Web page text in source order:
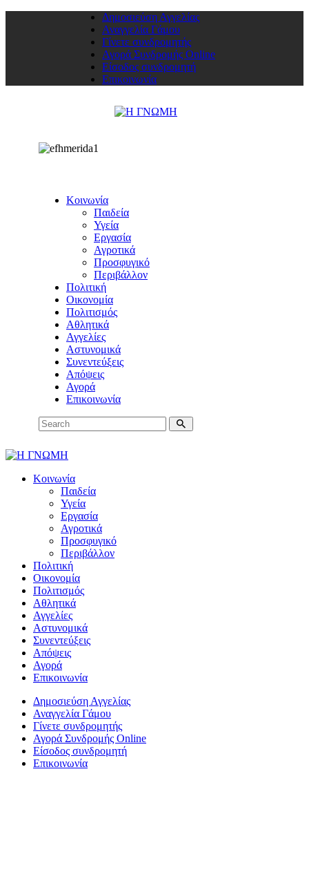
Δημοσιεύση Αγγελίας
Αναγγελία Γάμου
Γίνετε συνδρομητής
Αγορά Συνδρομής Online
Είσοδος συνδρομητή
Επικοινωνία
Κοινωνία
Παιδεία
Υγεία
Εργασία
Αγροτικά
Προσφυγικό
Περιβάλλον
Πολιτική
Οικονομία
Πολιτισμός
Αθλητικά
Αγγελίες
Αστυνομικά
Συνεντεύξεις
Απόψεις
Αγορά
Επικοινωνία
Κοινωνία
Παιδεία
Υγεία
Εργασία
Αγροτικά
Προσφυγικό
Περιβάλλον
Πολιτική
Οικονομία
Πολιτισμός
Αθλητικά
Αγγελίες
Αστυνομικά
Συνεντεύξεις
Απόψεις
Αγορά
Επικοινωνία
Δημοσιεύση Αγγελίας
Αναγγελία Γάμου
Γίνετε συνδρομητής
Αγορά Συνδρομής Online
Είσοδος συνδρομητή
Επικοινωνία